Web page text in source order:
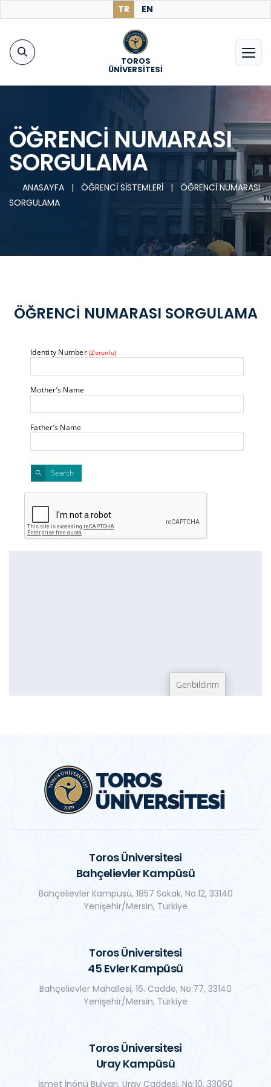
TR EN
TOROS
ÜNİVERSİTESİ
ÖĞRENCİ NUMARASI
SORGULAMA
ANASAYFA | ÖĞRENCİ SİSTEMLERİ |
ÖĞRENCİ NUMARASI
SORGULAMA
ÖĞRENCİ NUMARASI SORGULAMA
Toros Üniversitesi
Bahçelievler Kampüsü
Bahçelievler Kampüsü, 1857 Sokak, No:12, 33140
Yenişehir/Mersin, Türkiye
Toros Üniversitesi
45 Evler Kampüsü
Bahçelievler Mahallesi, 16. Cadde, No:77, 33140
Yenişehir/Mersin, Türkiye
Toros Üniversitesi
Uray Kampüsü
İsmet İnönü Bulvarı, Uray Caddesi, No:10, 33060